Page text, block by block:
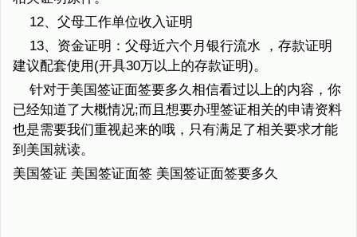
12、父母工作单位收入证明
13、资金证明：父母近六个月银行流水 ，存款证明
建议配套使用(开具30万以上的存款证明)。
针对于美国签证面签要多久相信看过以上的内容，你
已经知道了大概情况;而且想要办理签证相关的申请资料
也是需要我们重视起来的哦，只有满足了相关要求才能
到美国就读。
美国签证 美国签证面签 美国签证面签要多久